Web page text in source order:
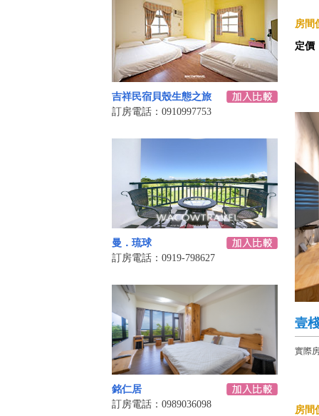
吉祥民宿貝殼生態之旅
訂房電話：0910997753
曼．琉球
訂房電話：0919-798627
銘仁居
訂房電話：0989036098
房間
定價
壹
實際
房間